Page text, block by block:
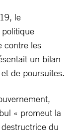
le
contre les
un bilan
de poursuites.
« promeut la
destructrice du